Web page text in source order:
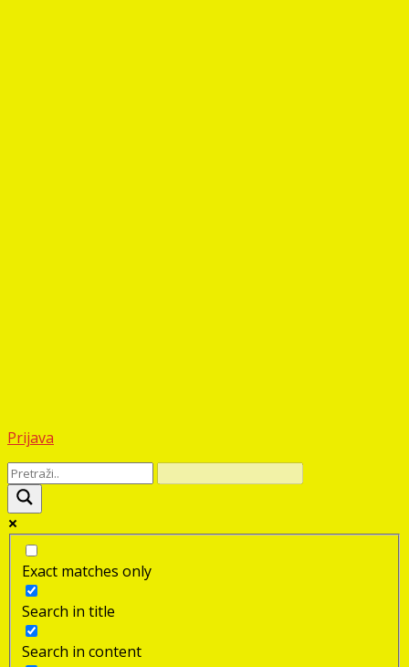
Prijava
Exact matches only
Search in title
Search in content